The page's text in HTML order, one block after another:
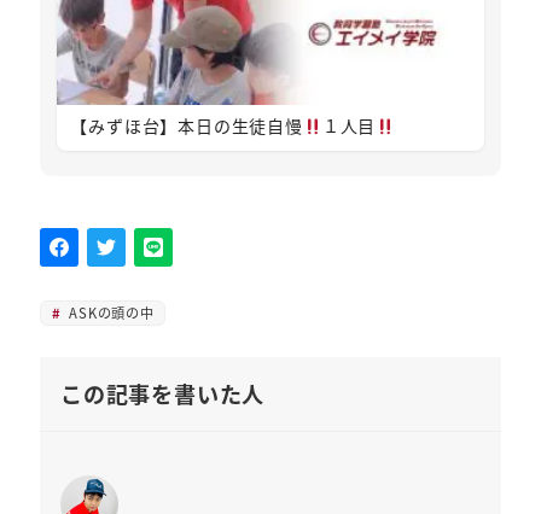
【みずほ台】本日の生徒自慢 １人目
ASKの頭の中
この記事を書いた人